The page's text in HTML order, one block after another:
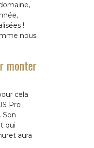
!
nous
monter
cela
Pro
Son
qui
aura